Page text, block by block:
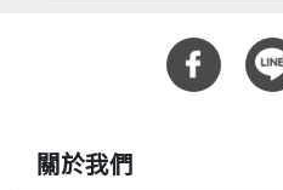
關於我們